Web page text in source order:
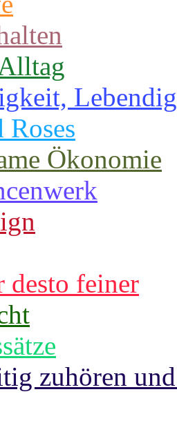
Roses
Ökonomie
desto feiner
zuhören